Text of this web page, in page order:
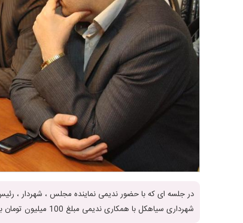
در جلسه ای که با حضور ندیمی نماینده مجلس ، شهردار ،
شهرداری سیاهکل با همکاری ندیمی مبلغ 100 میلیون تومان برای ورزش این شهر اختصاص بدهد.